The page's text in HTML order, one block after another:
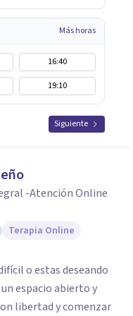
Más horas
16:40
19:10
Siguiente
-Atención Online
Terapia Online
o estas deseando
espacio abierto y
libertad y comenzar